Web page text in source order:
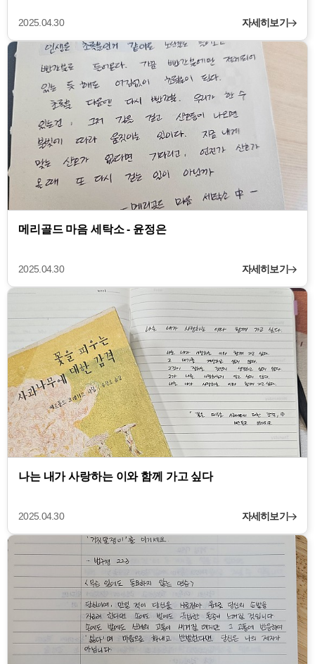
2025.04.30 자세히보기
메리골드 마음 세탁소 - 윤정은
2025.04.30 자세히보기
나는 내가 사랑하는 이와 함께 가고 싶다
2025.04.30 자세히보기